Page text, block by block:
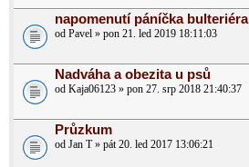
napomenutí páníčka bulteriéra
od Pavel » pon 21. led 2019 18:11:03
Nadváha a obezita u psů
od Kaja06123 » pon 27. srp 2018 21:40:37
Průzkum
od Jan T » pát 20. led 2017 13:06:21